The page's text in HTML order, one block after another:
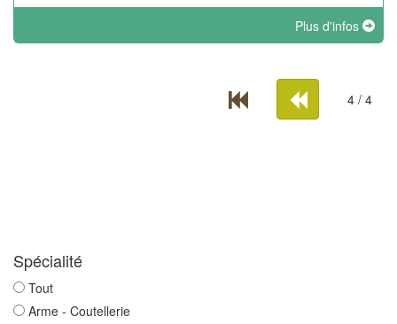
Plus d'infos
4 / 4
Spécialité
Tout
Arme - Coutellerie